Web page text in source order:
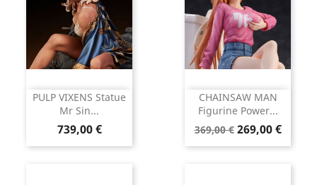
PULP VIXENS Statue
Mr Sin...
Prix
739,00 €
CHAINSAW MAN
Figurine Power...
Prix
de
369,00 € Prix
269,00 €